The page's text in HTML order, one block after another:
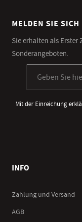
MELDEN SIE
Sie erhalten als
Sonderangeboten.
Mit der Einreichung
INFO
Zahlung und Versand
AGB